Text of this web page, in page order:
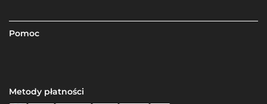
Pomoc
Metody płatności